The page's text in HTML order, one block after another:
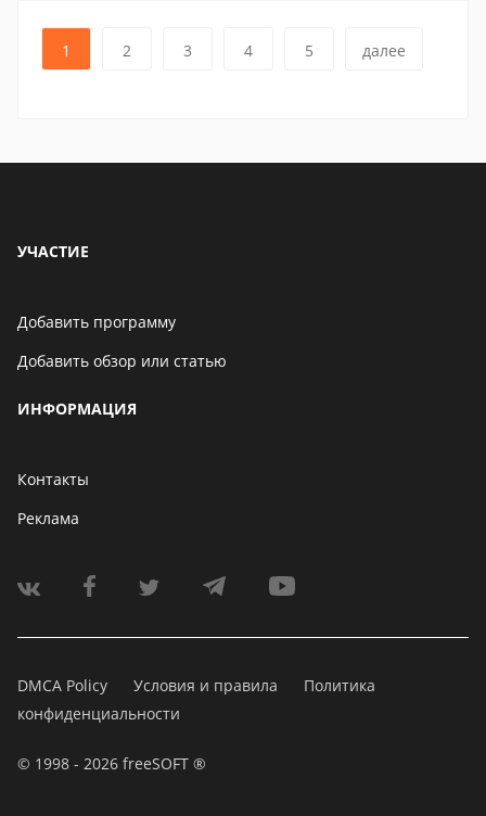
1 2 3 4 5 далее
УЧАСТИЕ
Добавить программу
Добавить обзор или статью
ИНФОРМАЦИЯ
Контакты
Реклама
DMCA Policy Условия и правила
Политика
конфиденциальности
© 1998 - 2026 freeSOFT ®